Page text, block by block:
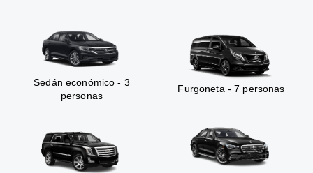
Sedán económico - 3
personas
Furgoneta - 7 personas